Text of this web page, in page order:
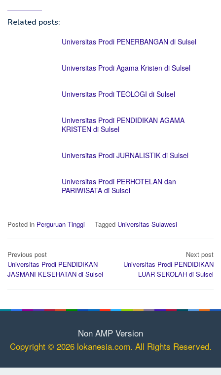
Related posts:
Universitas Prodi PENERBANGAN di Sulsel
Universitas Prodi Agama Kristen di Sulsel
Universitas Prodi TEOLOGI di Sulsel
Universitas Prodi PENDIDIKAN AGAMA
KRISTEN di Sulsel
Universitas Prodi JURNALISTIK di Sulsel
Universitas Prodi PERHOTELAN dan
PARIWISATA di Sulsel
Posted in Perguruan Tinggi Tagged Universitas Sulawesi
Post
navigation
Previous post
Universitas Prodi PENDIDIKAN
JASMANI KESEHATAN di Sulsel
Next post
Universitas Prodi PENDIDIKAN
LUAR SEKOLAH di Sulsel
Non AMP Version
Copyright © 2026 lokanesia.com. All Rights Reserved.